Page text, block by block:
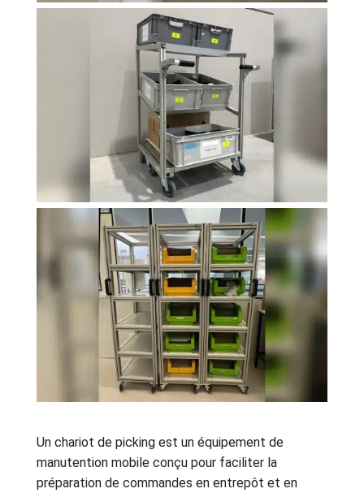
Un chariot de picking est un équipement de
manutention mobile conçu pour faciliter la
préparation de commandes en entrepôt et en